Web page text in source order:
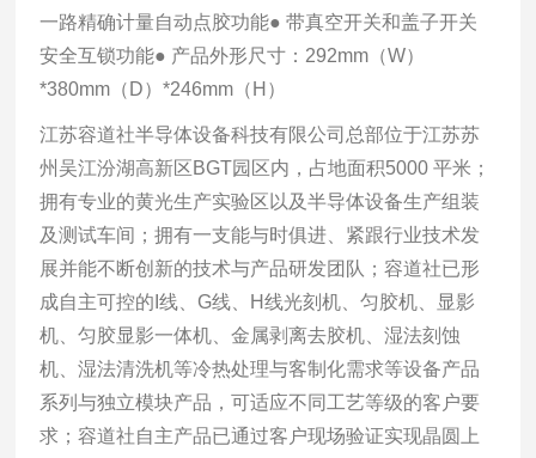
一路精确计量自动点胶功能● 带真空开关和盖子开关
安全互锁功能● 产品外形尺寸：292mm（W）
*380mm（D）*246mm（H）
江苏容道社半导体设备科技有限公司总部位于江苏苏
州吴江汾湖高新区BGT园区内，占地面积5000 平米；
拥有专业的黄光生产实验区以及半导体设备生产组装
及测试车间；拥有一支能与时俱进、紧跟行业技术发
展并能不断创新的技术与产品研发团队；容道社已形
成自主可控的I线、G线、H线光刻机、匀胶机、显影
机、匀胶显影一体机、金属剥离去胶机、湿法刻蚀
机、湿法清洗机等冷热处理与客制化需求等设备产品
系列与独立模块产品，可适应不同工艺等级的客户要
求；容道社自主产品已通过客户现场验证实现晶圆上